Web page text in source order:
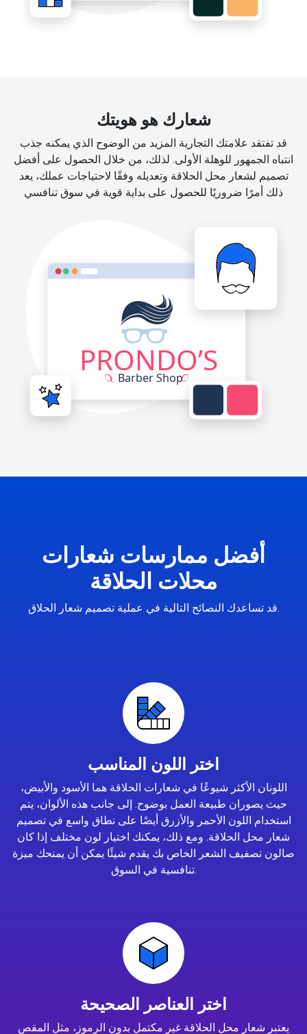
شعارك هو هويتك
قد تفتقد علامتك التجارية المزيد من الوضوح الذي يمكنه جذب
انتباه الجمهور للوهلة الأولى. لذلك، من خلال الحصول على أفضل
تصميم لشعار محل الحلاقة وتعديله وفقًا لاحتياجات عملك، يعد
ذلك أمرًا ضروريًا للحصول على بداية قوية في سوق تنافسي
أفضل ممارسات شعارات
محلات الحلاقة
قد تساعدك النصائح التالية في عملية تصميم شعار الحلاق.
اختر اللون المناسب
اللونان الأكثر شيوعًا في شعارات الحلاقة هما الأسود والأبيض،
حيث يصوران طبيعة العمل بوضوح. إلى جانب هذه الألوان، يتم
استخدام اللون الأحمر والأزرق أيضًا على نطاق واسع في تصميم
شعار محل الحلاقة. ومع ذلك، يمكنك اختيار لون مختلف إذا كان
صالون تصفيف الشعر الخاص بك يقدم شيئًا يمكن أن يمنحك ميزة
تنافسية في السوق.
اختر العناصر الصحيحة
يعتبر شعار محل الحلاقة غير مكتمل بدون الرموز، مثل المقص